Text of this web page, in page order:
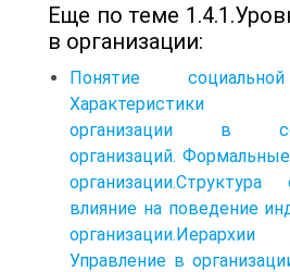
Еще по теме
в организации:
Понятие
Характеристики
организации в
организаций.
влияние на поведение
Управление в